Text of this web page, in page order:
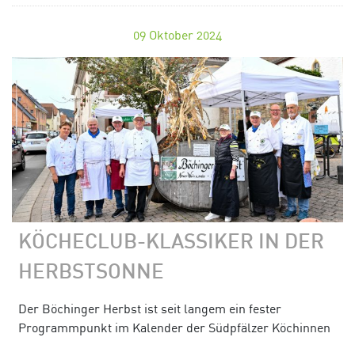
09 Oktober 2024
KÖCHECLUB-KLASSIKER IN DER
HERBSTSONNE
Der Böchinger Herbst ist seit langem ein fester
Programmpunkt im Kalender der Südpfälzer Köchinnen